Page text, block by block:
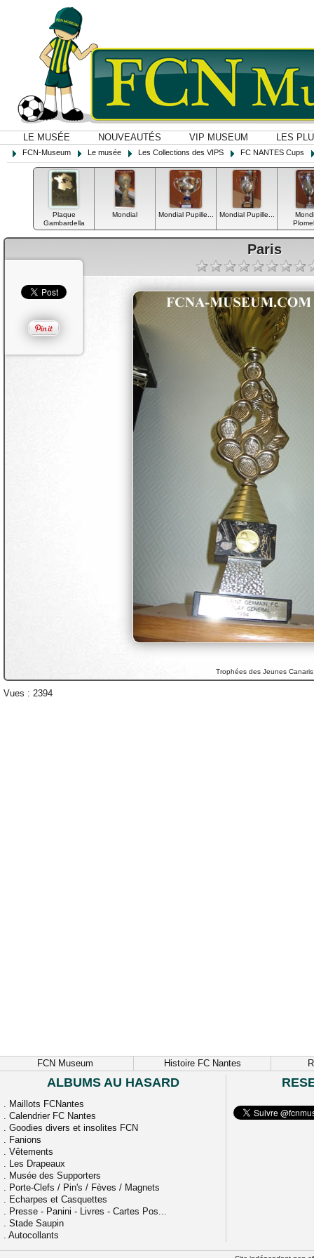
LE MUSÉE NOUVEAUTÉS VIP MUSEUM LES
FCN-Museum Le musée Les Collections des VIPS FC NANTES Cups
Plaque
Gambardella
Mondial Mondial Pupille... Mondial Pupille...
Paris
Trophées des Jeunes Canaris
Vues : 2394
FCN Museum Histoire FC Nantes
ALBUMS AU HASARD
. Maillots FCNantes
. Calendrier FC Nantes
. Goodies divers et insolites FCN
. Fanions
. Vêtements
. Les Drapeaux
. Musée des Supporters
. Porte-Clefs / Pin's / Fèves / Magnets
. Echarpes et Casquettes
. Presse - Panini - Livres - Cartes Pos...
. Stade Saupin
. Autocollants